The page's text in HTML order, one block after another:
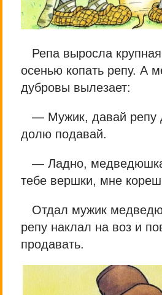
Репа выросла
осенью копать репу. А
дубровы вылезает:
— Мужик, давай репу
долю подавай.
— Ладно,
тебе вершки, мне
Отдал мужик
репу наклал на воз и
продавать.